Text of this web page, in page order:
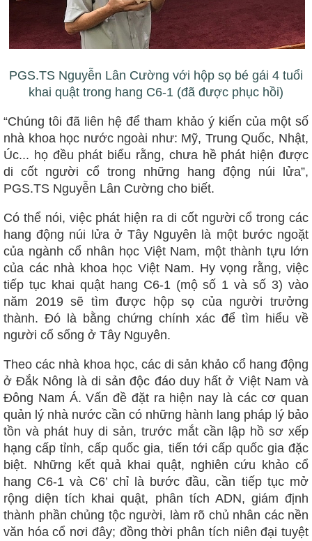
PGS.TS Nguyễn Lân Cường với hộp sọ bé gái 4 tuổi
khai quật trong hang C6-1 (đã được phục hồi)
“Chúng tôi đã liên hệ để tham khảo ý kiến của một số
nhà khoa học nước ngoài như: Mỹ, Trung Quốc, Nhật,
Úc... họ đều phát biểu rằng, chưa hề phát hiện được
di cốt người cổ trong những hang động núi lửa”,
PGS.TS Nguyễn Lân Cường cho biết.
Có thể nói, việc phát hiện ra di cốt người cổ trong các
hang động núi lửa ở Tây Nguyên là một bước ngoặt
của ngành cổ nhân học Việt Nam, một thành tựu lớn
của các nhà khoa học Việt Nam. Hy vọng rằng, việc
tiếp tục khai quật hang C6-1 (mộ số 1 và số 3) vào
năm 2019 sẽ tìm được hộp sọ của người trưởng
thành. Đó là bằng chứng chính xác để tìm hiểu về
người cổ sống ở Tây Nguyên.
Theo các nhà khoa học, các di sản khảo cổ hang động
ở Đắk Nông là di sản độc đáo duy hất ở Việt Nam và
Đông Nam Á. Vấn đề đặt ra hiện nay là các cơ quan
quản lý nhà nước cần có những hành lang pháp lý bảo
tồn và phát huy di sản, trước mắt cần lập hồ sơ xếp
hạng cấp tỉnh, cấp quốc gia, tiến tới cấp quốc gia đặc
biệt. Những kết quả khai quật, nghiên cứu khảo cổ
hang C6-1 và C6’ chỉ là bước đầu, cần tiếp tục mở
rộng diện tích khai quật, phân tích ADN, giám định
thành phần chủng tộc người, làm rõ chủ nhân các nền
văn hóa cổ nơi đây; đồng thời phân tích niên đại tuyệt